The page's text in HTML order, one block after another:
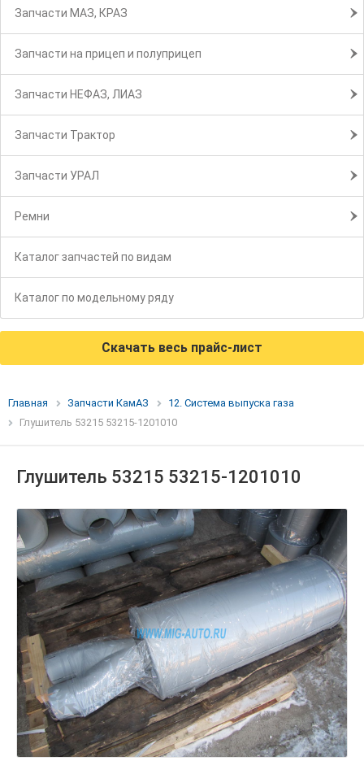
Запчасти МАЗ, КРАЗ
Запчасти на прицеп и полуприцеп
Запчасти НЕФАЗ, ЛИАЗ
Запчасти Трактор
Запчасти УРАЛ
Ремни
Каталог запчастей по видам
Каталог по модельному ряду
Скачать весь прайс-лист
Главная Запчасти КамАЗ
12. Система выпуска газа
Глушитель 53215 53215-1201010
Глушитель 53215 53215-1201010